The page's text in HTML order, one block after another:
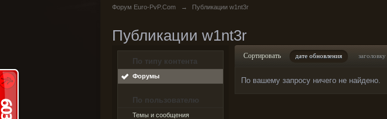
Форум Euro-PvP.Com → Публикации w1nt3r
Публикации w1nt3r
По типу контента
Форумы
По пользователю
Темы и сообщения
Сортировать дате обновления заголовку
По вашему запросу ничего не найдено.